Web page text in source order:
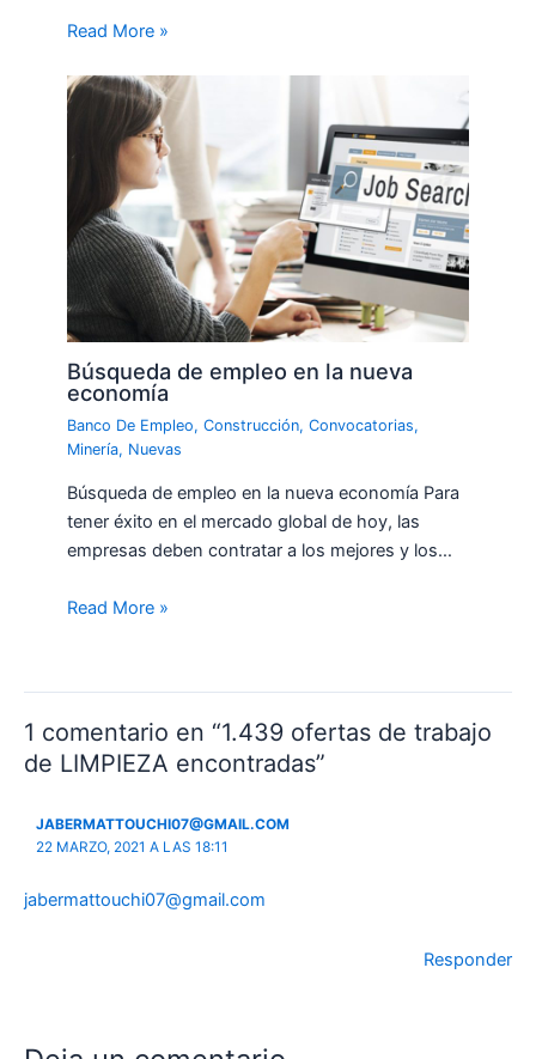
Read More »
Búsqueda de empleo en la nueva
economía
Banco De Empleo,Construcción,Convocatorias,
Minería, Nuevas
Búsqueda de empleo en la nueva economía Para
tener éxito en el mercado global de hoy, las
empresas deben contratar a los mejores y los…
Read More »
1 comentario en “1.439 ofertas de trabajo
de LIMPIEZA encontradas”
JABERMATTOUCHI07@GMAIL.COM
22 MARZO, 2021 A LAS 18:11
jabermattouchi07@gmail.com
Responder